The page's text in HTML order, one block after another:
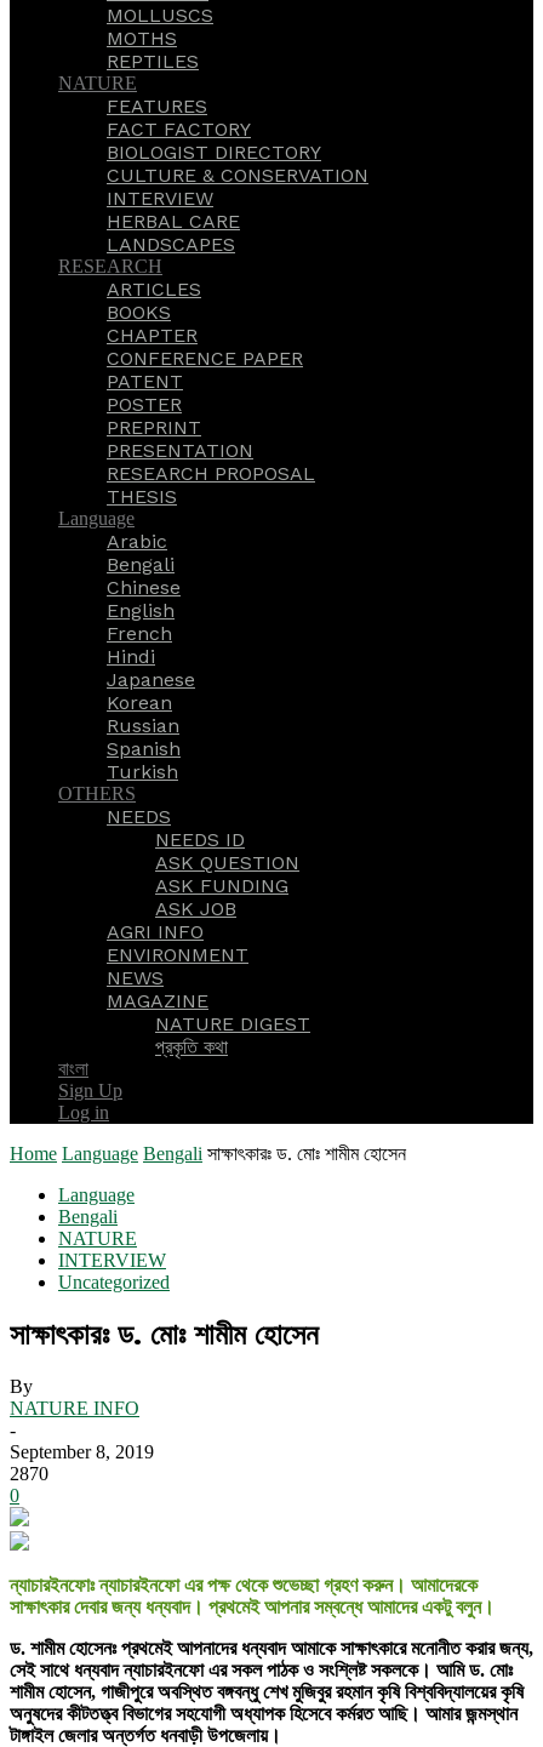
MOLLUSCS
MOTHS
REPTILES
NATURE
FEATURES
FACT FACTORY
BIOLOGIST DIRECTORY
CULTURE & CONSERVATION
INTERVIEW
HERBAL CARE
LANDSCAPES
RESEARCH
ARTICLES
BOOKS
CHAPTER
CONFERENCE PAPER
PATENT
POSTER
PREPRINT
PRESENTATION
RESEARCH PROPOSAL
THESIS
Language
Arabic
Bengali
Chinese
English
French
Hindi
Japanese
Korean
Russian
Spanish
Turkish
OTHERS
NEEDS
NEEDS ID
ASK QUESTION
ASK FUNDING
ASK JOB
AGRI INFO
ENVIRONMENT
NEWS
MAGAZINE
NATURE DIGEST
প্রকৃতি কথা
বাংলা
Sign Up
Log in
Home Language Bengali সাক্ষাৎকারঃ ড. মোঃ শামীম হোসেন
Language
Bengali
NATURE
INTERVIEW
Uncategorized
সাক্ষাৎকারঃ ড. মোঃ শামীম হোসেন
By
NATURE INFO
-
September 8, 2019
2870
0
ন্যাচারইনফোঃ ন্যাচারইনফো এর পক্ষ থেকে শুভেচ্ছা গ্রহণ করুন। আমাদেরকে
সাক্ষাৎকার দেবার জন্য ধন্যবাদ। প্রথমেই আপনার সম্বন্ধে আমাদের একটু বলুন।
ড. শামীম হোসেনঃ প্রথমেই আপনাদের ধন্যবাদ আমাকে সাক্ষাৎকারে মনোনীত করার জন্য,
সেই সাথে ধন্যবাদ ন্যাচারইনফো এর সকল পাঠক ও সংশ্লিষ্ট সকলকে। আমি ড. মোঃ
শামীম হোসেন, গাজীপুরে অবস্থিত বঙ্গবন্ধু শেখ মুজিবুর রহমান কৃষি বিশ্ববিদ্যালয়ের কৃষি
অনুষদের কীটতত্ত্ব বিভাগের সহযোগী অধ্যাপক হিসেবে কর্মরত আছি। আমার জন্মস্থান
টাঙ্গাইল জেলার অন্তর্গত ধনবাড়ী উপজেলায়।